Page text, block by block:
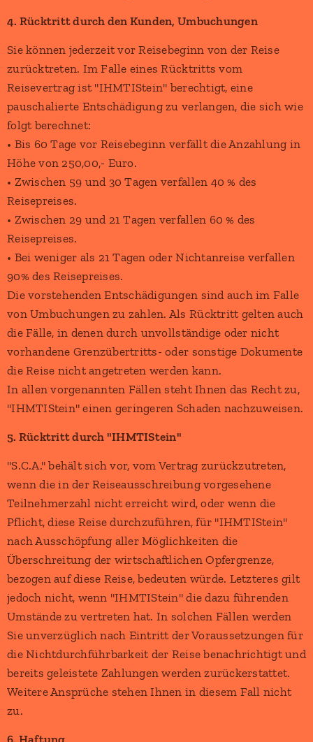
4. Rücktritt durch den Kunden, Umbuchungen
Sie können jederzeit vor Reisebeginn von der Reise
zurücktreten. Im Falle eines Rücktritts vom
Reisevertrag ist "IHMTIStein" berechtigt, eine
pauschalierte Entschädigung zu verlangen, die sich wie
folgt berechnet:
• Bis 60 Tage vor Reisebeginn verfällt die Anzahlung in
Höhe von 250,00,- Euro.
• Zwischen 59 und 30 Tagen verfallen 40 % des
Reisepreises.
• Zwischen 29 und 21 Tagen verfallen 60 % des
Reisepreises.
• Bei weniger als 21 Tagen oder Nichtanreise verfallen
90% des Reisepreises.
Die vorstehenden Entschädigungen sind auch im Falle
von Umbuchungen zu zahlen. Als Rücktritt gelten auch
die Fälle, in denen durch unvollständige oder nicht
vorhandene Grenzübertritts- oder sonstige Dokumente
die Reise nicht angetreten werden kann.
In allen vorgenannten Fällen steht Ihnen das Recht zu,
"IHMTIStein" einen geringeren Schaden nachzuweisen.
5. Rücktritt durch "IHMTIStein"
"S.C.A." behält sich vor, vom Vertrag zurückzutreten,
wenn die in der Reiseausschreibung vorgesehene
Teilnehmerzahl nicht erreicht wird, oder wenn die
Pflicht, diese Reise durchzuführen, für "IHMTIStein"
nach Ausschöpfung aller Möglichkeiten die
Überschreitung der wirtschaftlichen Opfergrenze,
bezogen auf diese Reise, bedeuten würde. Letzteres gilt
jedoch nicht, wenn "IHMTIStein" die dazu führenden
Umstände zu vertreten hat. In solchen Fällen werden
Sie unverzüglich nach Eintritt der Voraussetzungen für
die Nichtdurchführbarkeit der Reise benachrichtigt und
bereits geleistete Zahlungen werden zurückerstattet.
Weitere Ansprüche stehen Ihnen in diesem Fall nicht
zu.
6. Haftung